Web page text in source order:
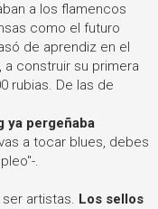
a los flamencos
como el futuro
de aprendiz en el
, a construir su primera
rubias. De las de
ya pergeñaba
a tocar blues, debes
.
artistas. Los sellos